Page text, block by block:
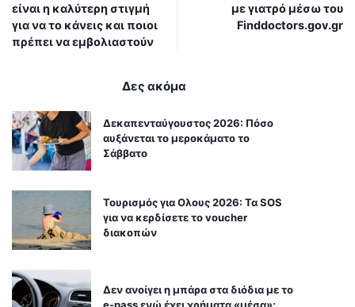
είναι η καλύτερη στιγμή
για να το κάνεις και ποιοι
πρέπει να εμβολιαστούν
με γιατρό μέσω του
Finddoctors.gov.gr
Δες ακόμα
Δεκαπενταύγουστος 2026: Πόσο
αυξάνεται το μεροκάματο το
Σάββατο
Τουρισμός για Ολους 2026: Τα SOS
για να κερδίσετε το voucher
διακοπών
Δεν ανοίγει η μπάρα στα διόδια με το